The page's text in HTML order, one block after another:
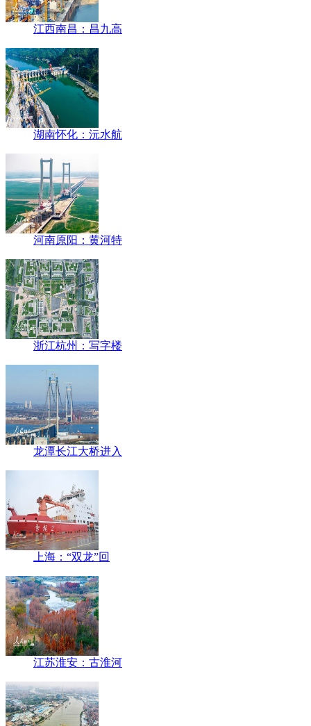
江西南昌：昌九高
湖南怀化：沅水航
河南原阳：黄河特
浙江杭州：写字楼
龙潭长江大桥进入
上海：“双龙”回
江苏淮安：古淮河